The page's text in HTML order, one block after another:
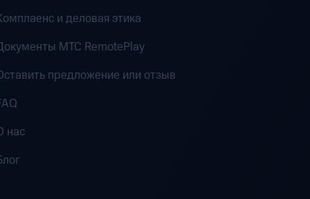
и деловая этика
MTC RemotePlay
предложение или отзыв
нас